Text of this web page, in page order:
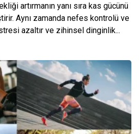
artırmanın yanı sıra kas gücünü
Aynı zamanda nefes kontrolü ve
azaltır ve zihinsel dinginlik...